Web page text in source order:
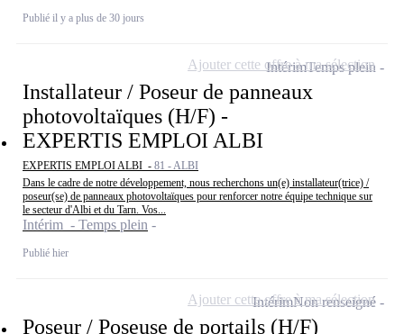
Publié il y a plus de 30 jours
Installateur / Poseur de panneaux
photovoltaïques (H/F) -
EXPERTIS EMPLOI ALBI
EXPERTIS EMPLOI ALBI - 81 - ALBI
Dans le cadre de notre développement, nous recherchons un(e) installateur(trice) /
poseur(se) de panneaux photovoltaïques pour renforcer notre équipe technique sur
le secteur d'Albi et du Tarn. Vos...
Intérim - Temps plein
Publié hier
IntérimTemps plein
Ajouter cette offre à ma sélection
Poseur / Poseuse de portails (H/F)
IntérimNon renseigné
Ajouter cette offre à ma sélection